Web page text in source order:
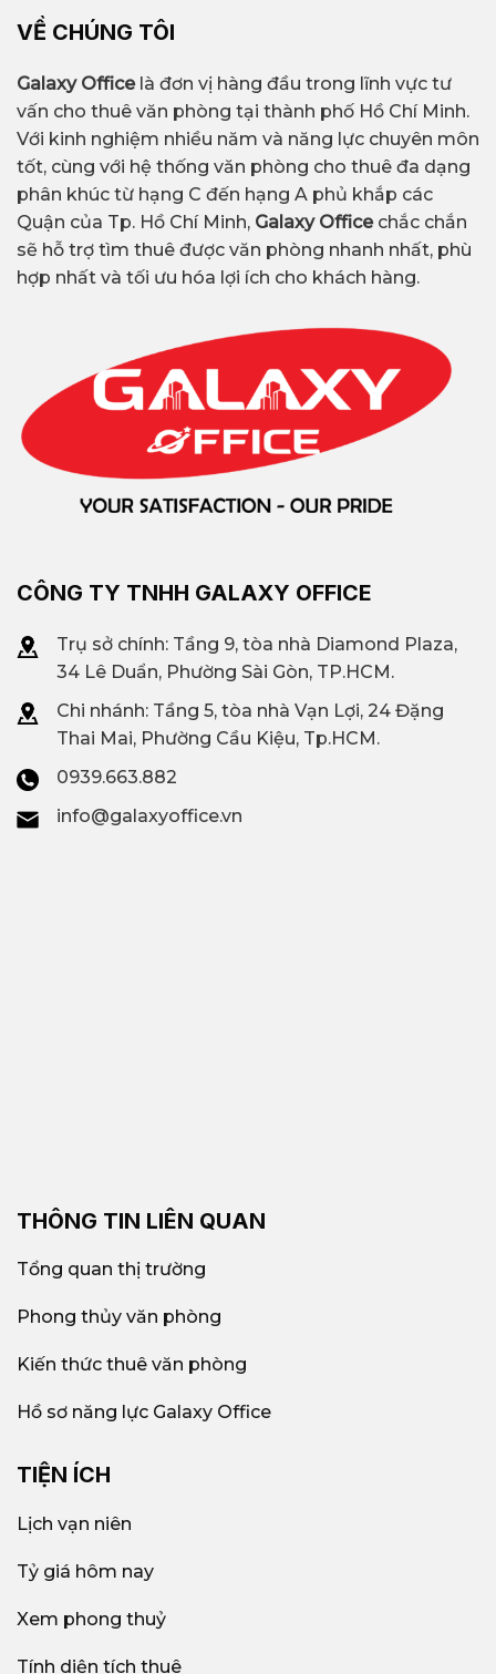
VỀ CHÚNG TÔI
Galaxy Officelà đơn vị hàng đầu trong lĩnh vực tư
vấn cho thuê văn phòng tại thành phố Hồ Chí Minh.
Với kinh nghiệm nhiều năm và năng lực chuyên môn
tốt, cùng với hệ thống văn phòng cho thuê đa dạng
phân khúc từ hạng C đến hạng A phủ khắp các
Quận của Tp. Hồ Chí Minh, Galaxy Office chắc chắn
sẽ hỗ trợ tìm thuê được văn phòng nhanh nhất, phù
hợp nhất và tối ưu hóa lợi ích cho khách hàng.
CÔNG TY TNHH GALAXY OFFICE
Trụ sở chính: Tầng 9, tòa nhà Diamond Plaza,
34 Lê Duẩn, Phường Sài Gòn, TP.HCM.
Chi nhánh: Tầng 5, tòa nhà Vạn Lợi, 24 Đặng
Thai Mai, Phường Cầu Kiệu, Tp.HCM.
0939.663.882
info@galaxyoffice.vn
THÔNG TIN LIÊN QUAN
Tổng quan thị trường
Phong thủy văn phòng
Kiến thức thuê văn phòng
Hồ sơ năng lực Galaxy Office
TIỆN ÍCH
Lịch vạn niên
Tỷ giá hôm nay
Xem phong thuỷ
Tính diện tích thuê